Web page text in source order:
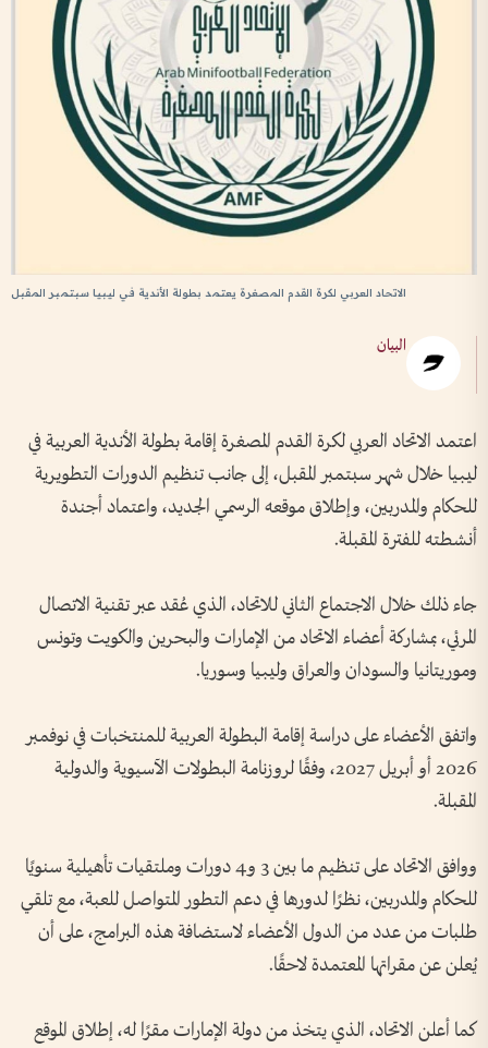
الاتحاد العربي لكرة القدم المصغرة يعتمد بطولة الأندية في ليبيا سبتمبر المقبل
البيان
اعتمد الاتحاد العربي لكرة القدم المصغرة إقامة بطولة الأندية العربية في
ليبيا خلال شهر سبتمبر المقبل، إلى جانب تنظيم الدورات التطويرية
للحكام والمدربين، وإطلاق موقعه الرسمي الجديد، واعتماد أجندة
أنشطته للفترة المقبلة.
جاء ذلك خلال الاجتماع الثاني للاتحاد، الذي عُقد عبر تقنية الاتصال
المرئي، بمشاركة أعضاء الاتحاد من الإمارات والبحرين والكويت وتونس
وموريتانيا والسودان والعراق وليبيا وسوريا.
واتفق الأعضاء على دراسة إقامة البطولة العربية للمنتخبات في نوفمبر
2026 أو أبريل 2027، وفقًا لروزنامة البطولات الآسيوية والدولية
المقبلة.
ووافق الاتحاد على تنظيم ما بين 3 و4 دورات وملتقيات تأهيلية سنويًا
للحكام والمدربين، نظرًا لدورها في دعم التطور المتواصل للعبة، مع تلقي
طلبات من عدد من الدول الأعضاء لاستضافة هذه البرامج، على أن
يُعلن عن مقراتها المعتمدة لاحقًا.
كما أعلن الاتحاد، الذي يتخذ من دولة الإمارات مقرًا له، إطلاق الموقع